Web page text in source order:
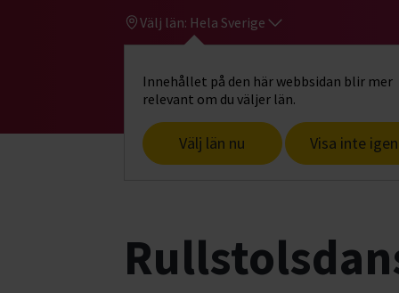
Välj län: Hela Sverige
Innehållet på den här webbsidan blir mer
relevant om du väljer län.
Välj län nu Visa inte igen
Gå till studiefrämjandets startsida
Start Hitta intresse Dans & rörelse